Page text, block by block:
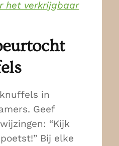
het verkrijgbaar
in
Geef
“Kijk
Bij elke